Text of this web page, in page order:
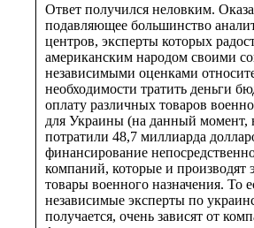
Ответ получился неловким.
подавляющее большинство
центров, эксперты которых
американским народом своими
независимыми оценками
необходимости тратить деньги
оплату различных товаров
для Украины (на данный момент,
потратили 48,7 миллиарда
финансирование
компаний, которые и производят
товары военного назначения. То
независимые эксперты по
получается, очень зависят от